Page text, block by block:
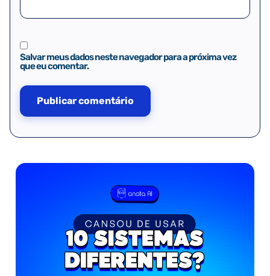
Salvar meus dados neste navegador para a próxima vez
que eu comentar.